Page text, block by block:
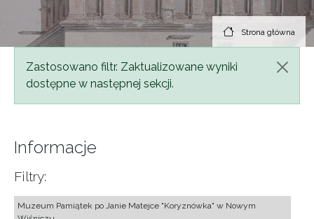
Strona główna
Komunikat
Zastosowano filtr. Zaktualizowane wyniki
dostępne w następnej sekcji.
Informacje
Filtry:
Muzeum Pamiątek po Janie Matejce "Koryznówka" w Nowym